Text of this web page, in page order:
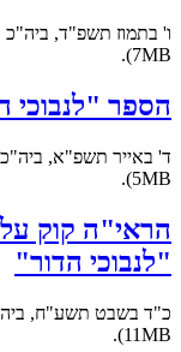
ו' בתמוז תשפ"ד, ביה"כ "בית
7MB).
הספר "לנבוכי
ד' באייר תשפ"א, ביה"כ
5MB).
הראי"ה קוק
"לנבוכי הדור"
כ"ד בשבט תשע"ח, ביה"כ
11MB).